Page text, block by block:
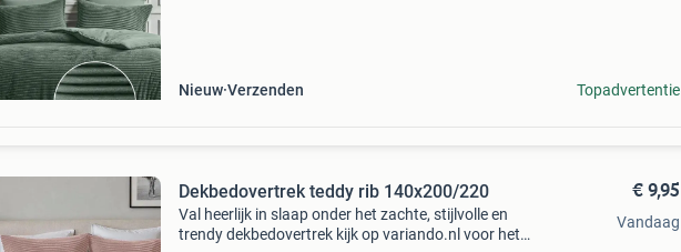
Nieuw Verzenden Topadvertentie
Dekbedovertrek teddy rib 140x200/220
Val heerlijk in slaap onder het zachte, stijlvolle en
trendy dekbedovertrek kijk op variando.nl voor het
€ 9,95
Vandaag